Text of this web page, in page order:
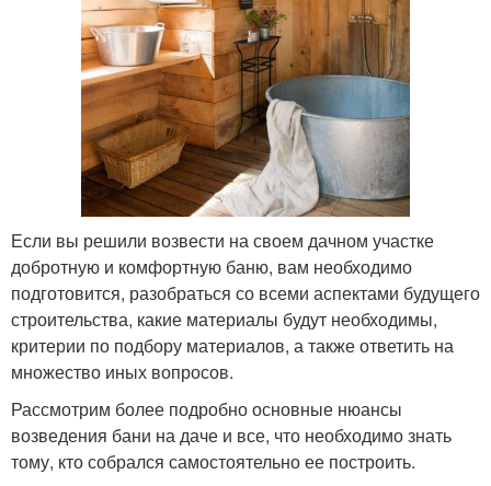
Если вы решили возвести на своем дачном участке
добротную и комфортную баню, вам необходимо
подготовится, разобраться со всеми аспектами будущего
строительства, какие материалы будут необходимы,
критерии по подбору материалов, а также ответить на
множество иных вопросов.
Рассмотрим более подробно основные нюансы
возведения бани на даче и все, что необходимо знать
тому, кто собрался самостоятельно ее построить.